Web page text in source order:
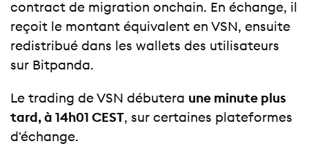
contract de migration onchain. En échange, il
reçoit le montant équivalent en VSN, ensuite
redistribué dans les wallets des utilisateurs
sur Bitpanda.
Le trading de VSN débutera une minute plus
tard, à 14h01 CEST, sur certaines plateformes
d'échange.